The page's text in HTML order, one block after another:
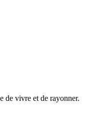
de vivre et de rayonner.